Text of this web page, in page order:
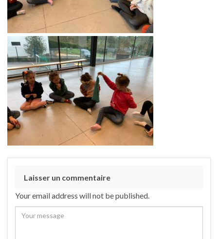
Laisser un commentaire
Your email address will not be published.